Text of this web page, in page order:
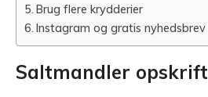
Brug flere krydderier
Instagram og gratis nyhedsbrev
Saltmandler opskrift